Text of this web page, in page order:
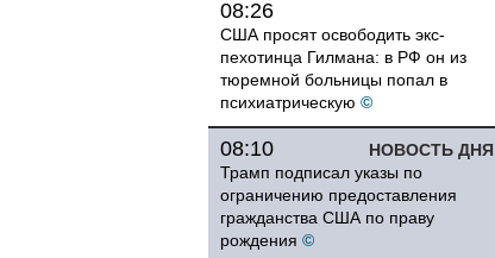
08:26
США просят освободить экс-
пехотинца Гилмана: в РФ он из
тюремной больницы попал в
психиатрическую ©
НОВОСТЬ ДНЯ
08:10
Трамп подписал указы по
ограничению предоставления
гражданства США по праву
рождения ©